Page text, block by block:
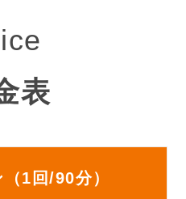
表
1回/90分）